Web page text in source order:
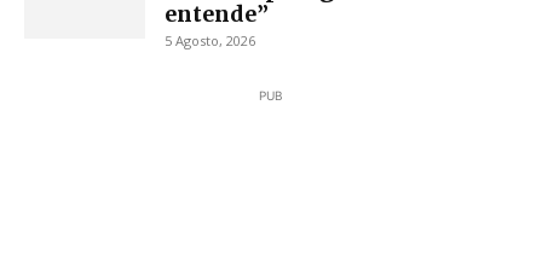
entende”
5 Agosto, 2026
PUB